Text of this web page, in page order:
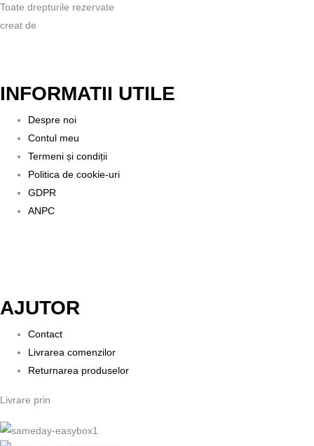
Toate drepturile rezervate
creat de
INFORMATII UTILE
Despre noi
Contul meu
Termeni și condiții
Politica de cookie-uri
GDPR
ANPC
AJUTOR
Contact
Livrarea comenzilor
Returnarea produselor
Livrare prin